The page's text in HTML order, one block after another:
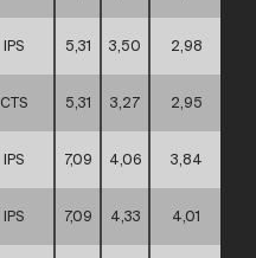
IPS 5,31 3,50 2,98
CTS 5,31 3,27 2,95
IPS 7,09 4,06 3,84
IPS 7,09 4,33 4,01